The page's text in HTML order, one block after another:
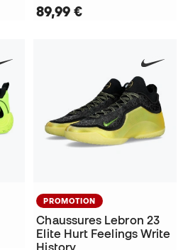
89,99 €
PROMOTION
Chaussures Lebron 23
Elite Hurt Feelings Write